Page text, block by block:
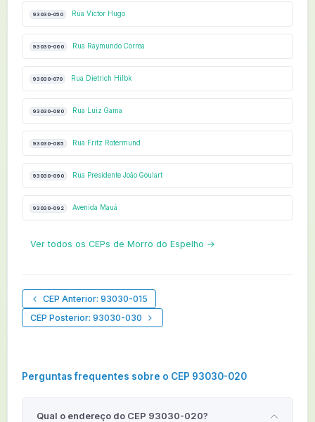
93030-050 Rua Victor Hugo
93030-060 Rua Raymundo Correa
93030-070 Rua Dietrich Hilbk
93030-080 Rua Luiz Gama
93030-085 Rua Fritz Rotermund
93030-090 Rua Presidente João Goulart
93030-092 Avenida Mauá
Ver todos os CEPs de Morro do Espelho →
CEP Anterior: 93030-015
CEP Posterior: 93030-030
Perguntas frequentes sobre o CEP 93030-020
Qual o endereço do CEP 93030-020?